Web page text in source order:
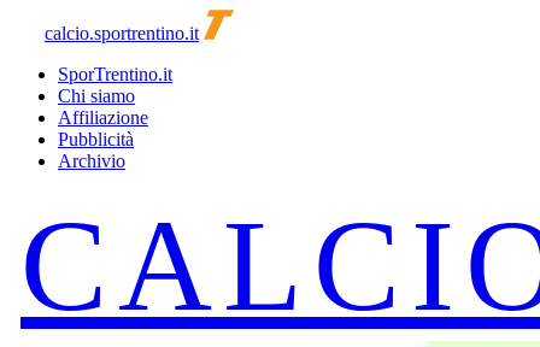
calcio.sportrentino.it
SporTrentino.it
Chi siamo
Affiliazione
Pubblicità
Archivio